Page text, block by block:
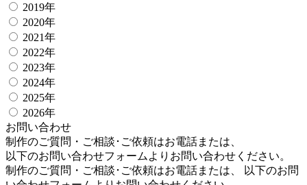
2019年
2020年
2021年
2022年
2023年
2024年
2025年
2026年
お問い合わせ
制作のご質問・ご相談･ご依頼はお電話または、
以下のお問い合わせフォームよりお問い合わせください。
制作のご質問・ご相談･ご依頼はお電話または、 以下のお問